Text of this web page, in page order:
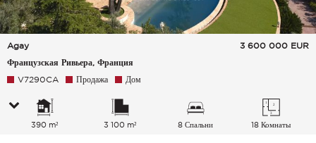
Agay
Французская Ривьера, Франция
3 600 000 EUR
V7290CA Продажа Дом
390 m² 3 100 m² 8 Спальни 18 Комнаты